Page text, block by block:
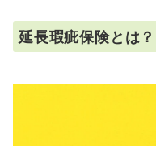
延長瑕疵保険とは？